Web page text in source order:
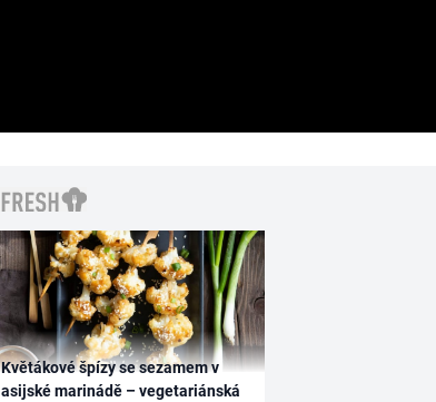
Květákové špízy se sezamem v
asijské marinádě – vegetariánská